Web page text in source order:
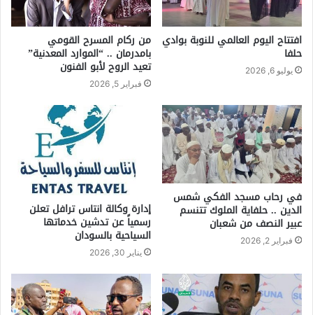
افتتاح اليوم العالمي للنوبة بوادي
حلفا
يوليو 6, 2026
من ركام المسرح القومي
بامدرمان .. “الموارد المعدنية”
تعيد الروح لأبو الفنون
فبراير 5, 2026
في رحاب مسجد الفكي شمس
الدين .. حلفاية الملوك تتنسم
عبير النصف من شعبان
فبراير 2, 2026
إدارة وكالة انتاس ترافل تعلن
رسمياً عن تدشين خدماتها
السياحية بالسودان
يناير 30, 2026